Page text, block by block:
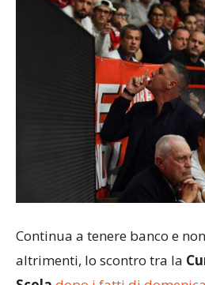
Continua a tenere banco e
altrimenti, lo scontro tra la